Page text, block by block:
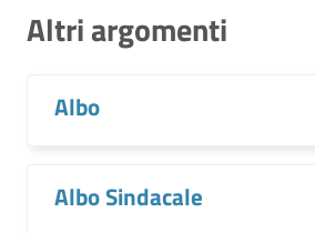
Altri argomenti
Albo
Albo Sindacale